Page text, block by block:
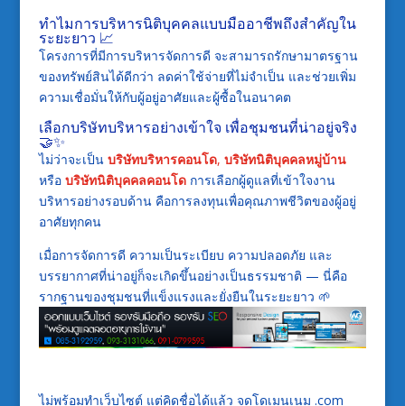
ทำไมการบริหารนิติบุคคลแบบมืออาชีพถึงสำคัญใน
ระยะยาว 📈
โครงการที่มีการบริหารจัดการดี จะสามารถรักษามาตรฐาน
ของทรัพย์สินได้ดีกว่า ลดค่าใช้จ่ายที่ไม่จำเป็น และช่วยเพิ่ม
ความเชื่อมั่นให้กับผู้อยู่อาศัยและผู้ซื้อในอนาคต
เลือกบริษัทบริหารอย่างเข้าใจ เพื่อชุมชนที่น่าอยู่จริง
🤝✨
ไม่ว่าจะเป็น บริษัทบริหารคอนโด, บริษัทนิติบุคคลหมู่บ้าน
หรือ บริษัทนิติบุคคลคอนโด การเลือกผู้ดูแลที่เข้าใจงาน
บริหารอย่างรอบด้าน คือการลงทุนเพื่อคุณภาพชีวิตของผู้อยู่
อาศัยทุกคน
เมื่อการจัดการดี ความเป็นระเบียบ ความปลอดภัย และ
บรรยากาศที่น่าอยู่ก็จะเกิดขึ้นอย่างเป็นธรรมชาติ — นี่คือ
รากฐานของชุมชนที่แข็งแรงและยั่งยืนในระยะยาว 🌱
ไม่พร้อมทำเว็บไซต์ แต่คิดชื่อได้แล้ว จดโดเมนเนม .com